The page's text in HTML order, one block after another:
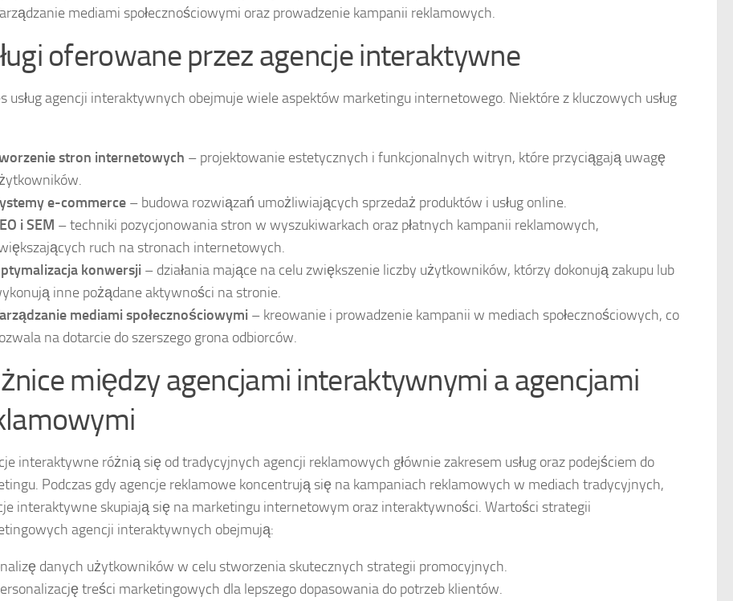
mediami społecznościowymi oraz prowadzenie kampanii reklamowych.
oferowane przez agencje interaktywne
usług agencji interaktywnych obejmuje wiele aspektów marketingu internetowego. Niektóre z kluczowych usług
stron internetowych – projektowanie estetycznych i funkcjonalnych witryn, które przyciągają uwagę
e-commerce – budowa rozwiązań umożliwiających sprzedaż produktów i usług online.
i SEM – techniki pozycjonowania stron w wyszukiwarkach oraz płatnych kampanii reklamowych,
ruch na stronach internetowych.
konwersji – działania mające na celu zwiększenie liczby użytkowników, którzy dokonują zakupu lub
inne pożądane aktywności na stronie.
mediami społecznościowymi – kreowanie i prowadzenie kampanii w mediach społecznościowych, co
na dotarcie do szerszego grona odbiorców.
między agencjami interaktywnymi a agencjami
interaktywne różnią się od tradycyjnych agencji reklamowych głównie zakresem usług oraz podejściem do
Podczas gdy agencje reklamowe koncentrują się na kampaniach reklamowych w mediach tradycyjnych,
interaktywne skupiają się na marketingu internetowym oraz interaktywności. Wartości strategii
agencji interaktywnych obejmują:
danych użytkowników w celu stworzenia skutecznych strategii promocyjnych.
treści marketingowych dla lepszego dopasowania do potrzeb klientów.